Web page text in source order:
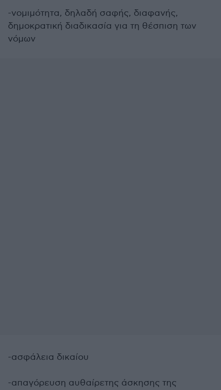
-νομιμότητα, δηλαδή σαφής, διαφανής,
δημοκρατική διαδικασία για τη θέσπιση των
νόμων
-ασφάλεια δικαίου
-απαγόρευση αυθαίρετης άσκησης της